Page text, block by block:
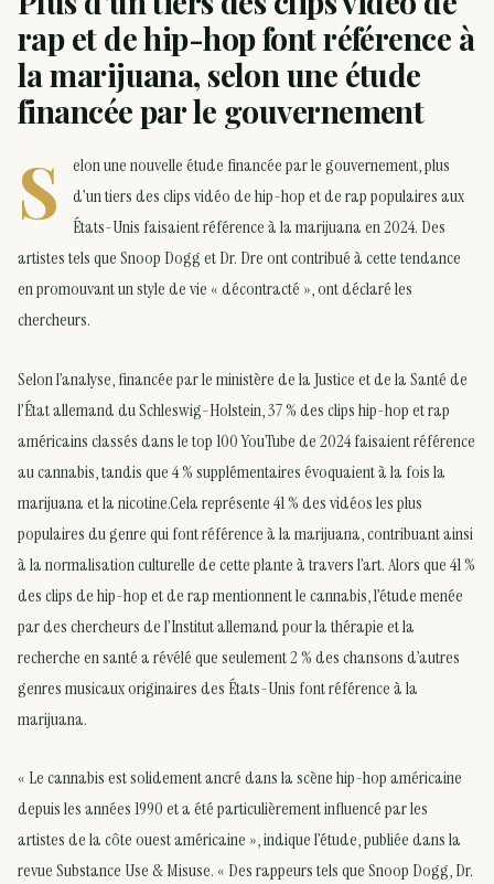
rap et de hip-hop font référence à
la marijuana, selon une étude
financée par le gouvernement
S
elon une nouvelle étude financée par le gouvernement, plus
d’un tiers des clips vidéo de hip-hop et de rap populaires aux
États-Unis faisaient référence à la marijuana en 2024. Des
artistes tels que Snoop Dogg et Dr. Dre ont contribué à cette tendance
en promouvant un style de vie « décontracté », ont déclaré les
chercheurs.
Selon l’analyse, financée par le ministère de la Justice et de la Santé de
l’État allemand du Schleswig-Holstein, 37 % des clips hip-hop et rap
américains classés dans le top 100 YouTube de 2024 faisaient référence
au cannabis, tandis que 4 % supplémentaires évoquaient à la fois la
marijuana et la nicotine.Cela représente 41 % des vidéos les plus
populaires du genre qui font référence à la marijuana, contribuant ainsi
à la normalisation culturelle de cette plante à travers l’art. Alors que 41 %
des clips de hip-hop et de rap mentionnent le cannabis, l’étude menée
par des chercheurs de l’Institut allemand pour la thérapie et la
recherche en santé a révélé que seulement 2 % des chansons d’autres
genres musicaux originaires des États-Unis font référence à la
marijuana.
« Le cannabis est solidement ancré dans la scène hip-hop américaine
depuis les années 1990 et a été particulièrement influencé par les
artistes de la côte ouest américaine », indique l’étude, publiée dans la
revue Substance Use & Misuse. « Des rappeurs tels que Snoop Dogg, Dr.